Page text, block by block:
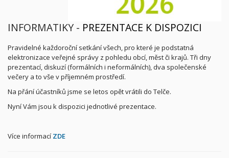
INFORMATIKY - PREZENTACE K DISPOZICI
Pravidelné každoroční setkání všech, pro které je podstatná
elektronizace veřejné správy z pohledu obcí, měst či krajů. Tři dny
prezentací, diskuzí (formálních i neformálních), dva společenské
večery a to vše v příjemném prostředí.
Na přání účastníků jsme se letos opět vrátili do Telče.
Nyní Vám jsou k dispozici jednotlivé prezentace.
Více informací ZDE